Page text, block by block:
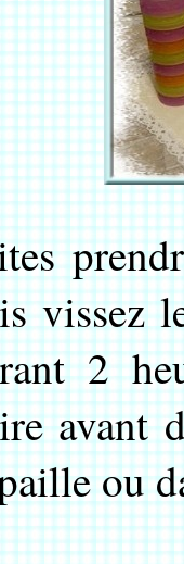
vissez
2
avant
ou